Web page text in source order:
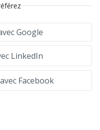
Google
LinkedIn
Facebook